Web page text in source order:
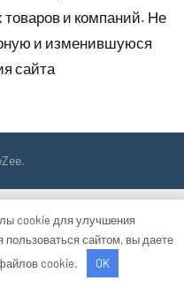
и компаний. Не
и изменившуюся
сайта
cookie для улучшения
сайтом, вы даете
cookie.
OK